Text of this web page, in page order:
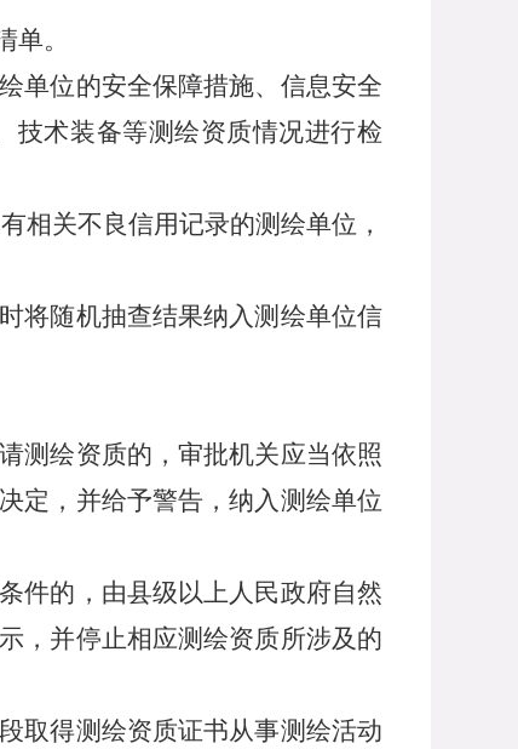
。
位的安全保障措施、信息安全
技术装备等测绘资质情况进行检
相关不良信用记录的测绘单位，
将随机抽查结果纳入测绘单位信
绘资质的，审批机关应当依照
定，并给予警告，纳入测绘单位
的，由县级以上人民政府自然
，并停止相应测绘资质所涉及的
得测绘资质证书从事测绘活动